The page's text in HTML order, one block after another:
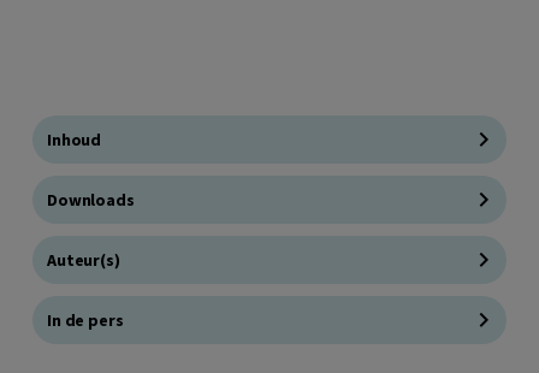
Inhoud
Downloads
Auteur(s)
In de pers